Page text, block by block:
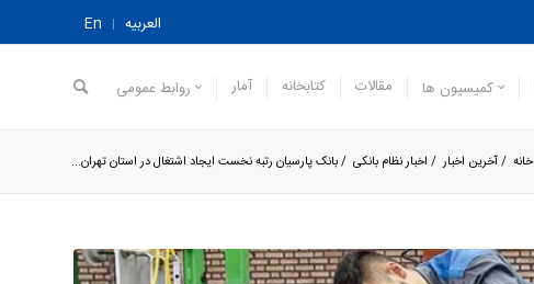
العربیه En
کمیسیون ها مقالات کتابخانه آمار روابط عمومی
خانه /آخرین اخبار / اخبار نظام بانکی /بانک پارسیان رتبه نخست ایجاد اشتغال در استان تهران...